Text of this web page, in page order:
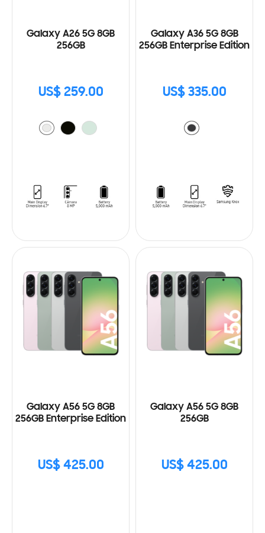
Galaxy A26 5G 8GB
256GB
US$ 259.00
Galaxy A36 5G 8GB
256GB Enterprise Edition
US$ 335.00
Galaxy A56 5G 8GB
256GB Enterprise Edition
US$ 425.00
Galaxy A56 5G 8GB
256GB
US$ 425.00